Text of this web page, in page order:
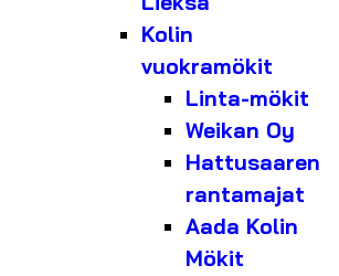
Kolin
vuokramökit
Linta-mökit
Weikan Oy
Hattusaaren
rantamajat
Aada Kolin
Mökit